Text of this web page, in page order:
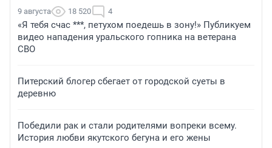
9 августа 18 520 4
«Я тебя счас ***, петухом поедешь в зону!» Публикуем
видео нападения уральского гопника на ветерана
СВО
Питерский блогер сбегает от городской суеты в
деревню
Победили рак и стали родителями вопреки всему.
История любви якутского бегуна и его жены